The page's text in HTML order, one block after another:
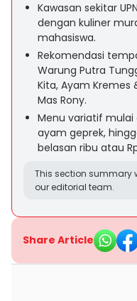
Kawasan sekitar
dengan kuliner
mahasiswa.
Rekomendasi
Warung Putra
Kita, Ayam Kremes
Mas Rony.
Menu variatif mulai
ayam geprek,
belasan ribu atau
This section summary
our editorial team.
Share Article